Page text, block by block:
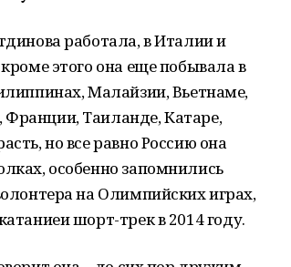
работала, в Италии и
этого она еще побывала в
Малайзии, Вьетнаме,
Таиланде, Катаре,
но все равно Россию она
особенно запомнились
на Олимпийских играх,
шорт-трек в 2014 году.